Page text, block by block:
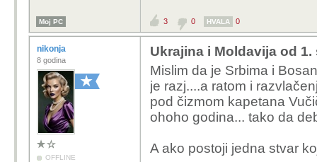
Moj PC 3 0 HVALA 0
nikonja
8 godina
OFFLINE
Ukrajina i Moldavija od
Mislim da je Srbima i
je razj....a ratom i
pod čizmom kapetana
ohoho godina... tako da
A ako postoji jedna stvar